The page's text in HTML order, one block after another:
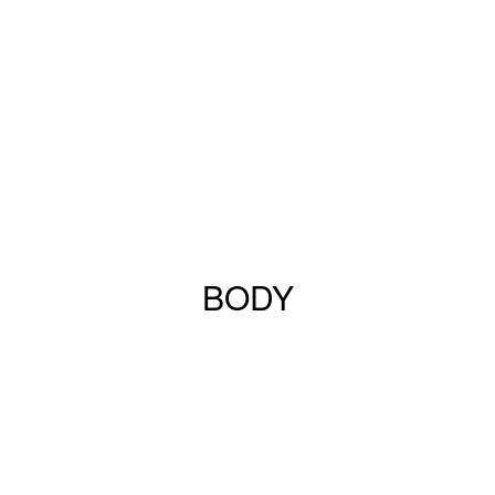
BODY
du einen athletischen, definierten